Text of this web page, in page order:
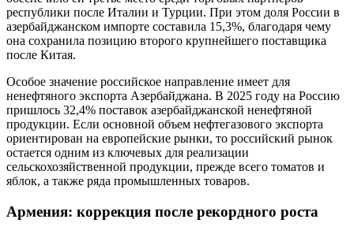
республики после Италии и Турции. При этом доля России в
азербайджанском импорте составила 15,3%, благодаря чему
она сохранила позицию второго крупнейшего поставщика
после Китая.
Особое значение российское направление имеет для
ненефтяного экспорта Азербайджана. В 2025 году на Россию
пришлось 32,4% поставок азербайджанской ненефтяной
продукции. Если основной объем нефтегазового экспорта
ориентирован на европейские рынки, то российский рынок
остается одним из ключевых для реализации
сельскохозяйственной продукции, прежде всего томатов и
яблок, а также ряда промышленных товаров.
Армения: коррекция после рекордного роста